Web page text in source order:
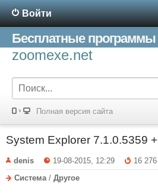
Войти
Бесплатные программы
zoomexe.net
Полная версия сайта
System Explorer 7.1.0.5359
denis 19-08-2015, 12:29
16 276
Система / Другое